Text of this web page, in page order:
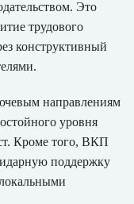
Это
трудового
конструктивный
направлениям
уровня
Кроме того, ВКП
поддержку